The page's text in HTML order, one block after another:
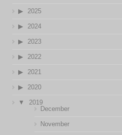
2025
2024
2023
2022
2021
2020
2019
December
November